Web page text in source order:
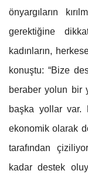
önyargıların
gerektiğine
kadınların,
konuştu: “Bize
beraber yolun bir
başka yollar var.
ekonomik olarak
tarafından
kadar destek